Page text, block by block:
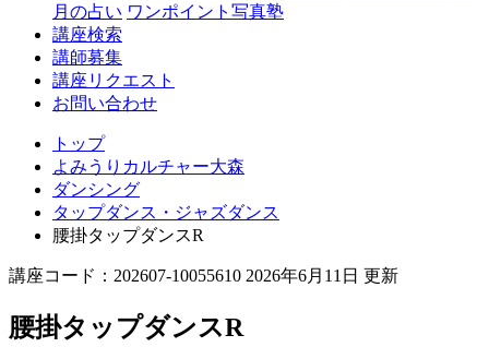
月の占い ワンポイント写真塾
講座検索
講師募集
講座リクエスト
お問い合わせ
トップ
よみうりカルチャー大森
ダンシング
タップダンス・ジャズダンス
腰掛タップダンスR
講座コード：202607-10055610 2026年6月11日 更新
腰掛タップダンスR